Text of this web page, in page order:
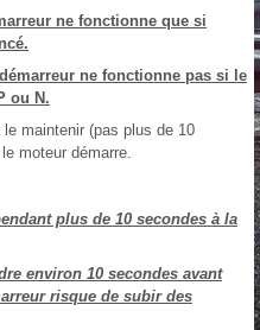
ne fonctionne que si
ne fonctionne pas si le
ou N.
maintenir (pas plus de 10
moteur démarre.
plus de 10 secondes à la
environ 10 secondes avant
risque de subir des